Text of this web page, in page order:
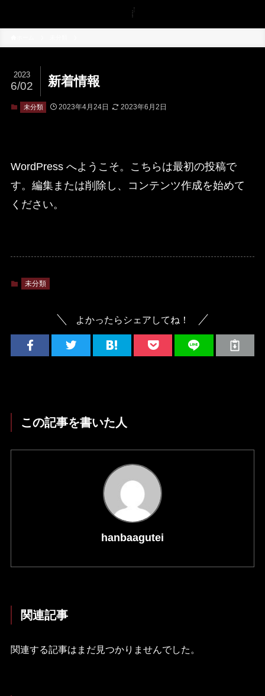
新着情報
2023
6/02
未分類 2023年4月24日 2023年6月2日
WordPress へようこそ。こちらは最初の投稿で
す。編集または削除し、コンテンツ作成を始めて
ください。
未分類
よかったらシェアしてね！
この記事を書いた人
hanbaagutei
関連記事
関連する記事はまだ見つかりませんでした。